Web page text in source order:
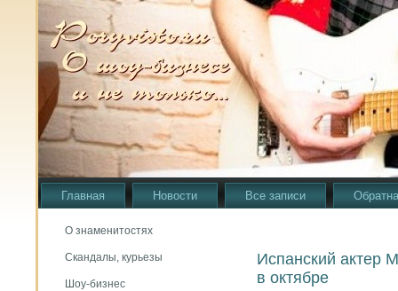
Главная Новости Все записи
О знаменитостях
Скандалы, курьезы
Шоу-бизнес
Испанский актер
в октябре